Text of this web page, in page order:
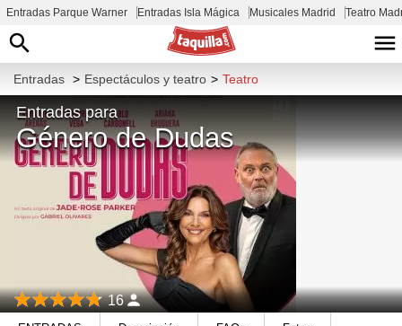
Entradas Parque Warner Entradas Isla Mágica Musicales Madrid Teatro
Entradas > Espectáculos y teatro > Teatro
Entradas para
Género de Dudas
16